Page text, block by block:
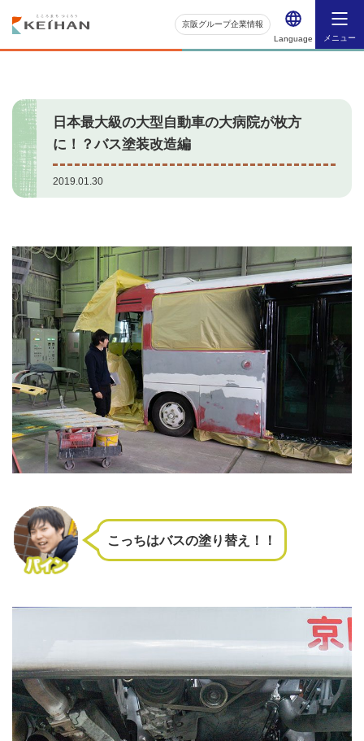
Language メニュー
京阪グループ企業情報
日本最大級の大型自動車の大病院が枚方
に！？バス塗装改造編
2019.01.30
こっちはバスの塗り替え！！